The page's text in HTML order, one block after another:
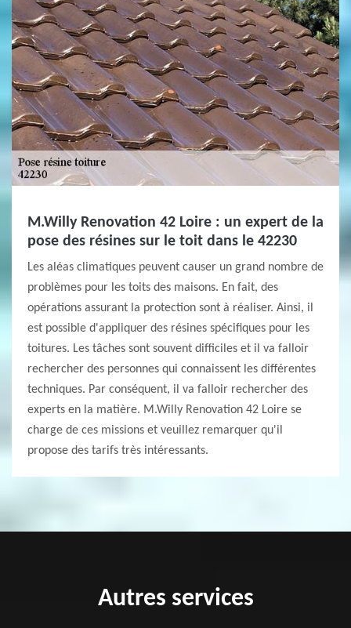
M.Willy Renovation 42 Loire : un expert de la
pose des résines sur le toit dans le 42230
Les aléas climatiques peuvent causer un grand nombre de
problèmes pour les toits des maisons. En fait, des
opérations assurant la protection sont à réaliser. Ainsi, il
est possible d'appliquer des résines spécifiques pour les
toitures. Les tâches sont souvent difficiles et il va falloir
rechercher des personnes qui connaissent les différentes
techniques. Par conséquent, il va falloir rechercher des
experts en la matière. M.Willy Renovation 42 Loire se
charge de ces missions et veuillez remarquer qu'il
propose des tarifs très intéressants.
Autres services